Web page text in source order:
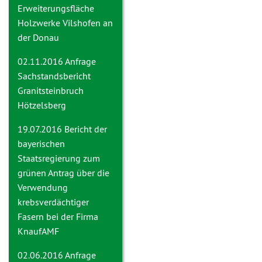
Erweiterungsfläche
Holzwerke Vilshofen an
der Donau
02.11.2016 Anfrage
Sachstandsbericht
Granitsteinbruch
Hötzelsberg
19.07.2016 Bericht der
bayerischen
Staatsregierung zum
grünen Antrag über die
Verwendung
krebsverdächtiger
Fasern bei der Firma
KnaufAMF
02.06.2016 Anfrage